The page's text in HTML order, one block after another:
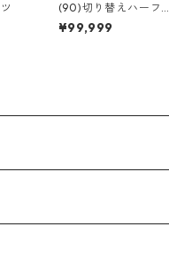
(90)切り替えハーフパ
ンツ
¥99,999